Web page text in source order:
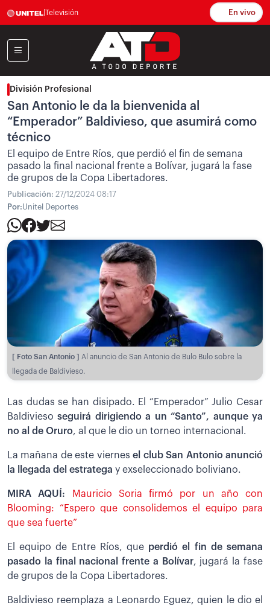
Televisión En vivo
División Profesional
San Antonio le da la bienvenida al
“Emperador” Baldivieso, que asumirá como
técnico
El equipo de Entre Ríos, que perdió el fin de semana
pasado la final nacional frente a Bolívar, jugará la fase
de grupos de la Copa Libertadores.
Publicación: 27/12/2024 08:17
Por:Unitel Deportes
[ Foto San Antonio ] Al anuncio de San Antonio de Bulo Bulo sobre la
llegada de Baldivieso.
Las dudas se han disipado. El “Emperador” Julio Cesar
Baldiviesoseguirá dirigiendo a un “Santo”, aunque ya
no al de Oruro, al que le dio un torneo internacional.
La mañana de este viernesel club San Antonio anunció
la llegada del estratega y exseleccionado boliviano.
MIRA AQUÍ:
Mauricio Soria firmó por un año con
Blooming: “Espero que consolidemos el equipo para
que sea fuerte”
El equipo de Entre Ríos, que perdió el fin de semana
pasado la final nacional frente a Bolívar, jugará la fase
de grupos de la Copa Libertadores.
Baldivieso reemplaza a Leonardo Eguez, quien le dio el